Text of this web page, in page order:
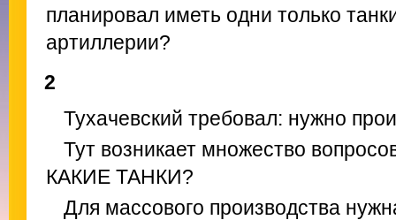
планировал иметь одни только
артиллерии?
2
Тухачевский требовал: нужно
Тут возникает множество
КАКИЕ ТАНКИ?
Для массового производства